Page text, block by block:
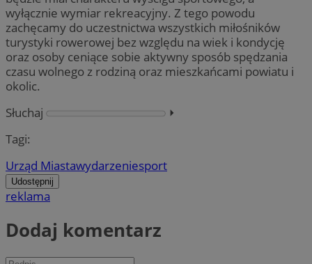
wyłącznie wymiar rekreacyjny. Z tego powodu
zachęcamy do uczestnictwa wszystkich miłośników
turystyki rowerowej bez względu na wiek i kondycję
oraz osoby ceniące sobie aktywny sposób spędzania
czasu wolnego z rodziną oraz mieszkańcami powiatu i
okolic.
Słuchaj
⏵︎
Tagi:
Urząd Miastawydarzeniesport
Udostępnij
reklama
Dodaj komentarz